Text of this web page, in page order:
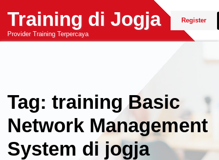
content
Training di Jogja
Provider Training Terpercaya
Register
Tag: training Basic
Network Management
System di jogja